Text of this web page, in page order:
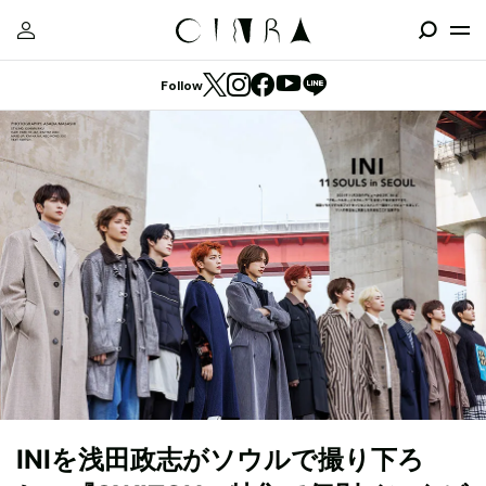
Follow
INIを浅田政志がソウルで撮り下ろ